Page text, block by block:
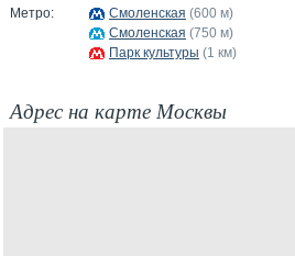
Метро:
Смоленская (600 м)
Смоленская (750 м)
Парк культуры (1 км)
Адрес на карте Москвы